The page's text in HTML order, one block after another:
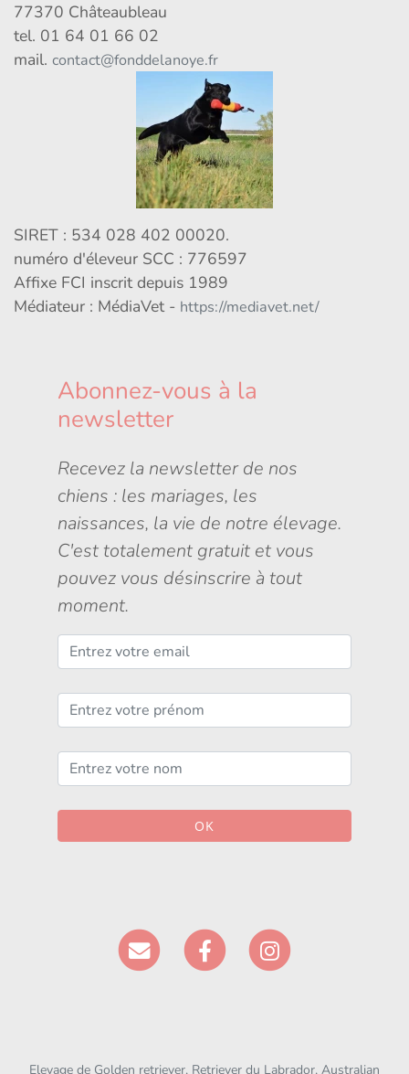
77370 Châteaubleau
tel. 01 64 01 66 02
mail. contact@fonddelanoye.fr
SIRET : 534 028 402 00020.
numéro d'éleveur SCC : 776597
Affixe FCI inscrit depuis 1989
Médiateur : MédiaVet - https://mediavet.net/
Abonnez-vous à la
newsletter
Recevez la newsletter de nos
chiens : les mariages, les
naissances, la vie de notre élevage.
C'est totalement gratuit et vous
pouvez vous désinscrire à tout
moment.
OK
Elevage de Golden retriever, Retriever du Labrador, Australian